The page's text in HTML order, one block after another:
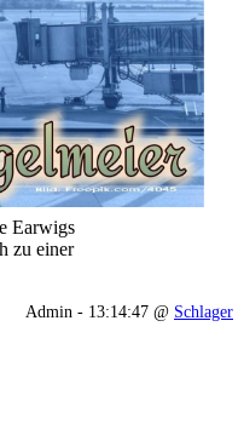
Earwigs
zu einer
Admin - 13:14:47 @ Schlager